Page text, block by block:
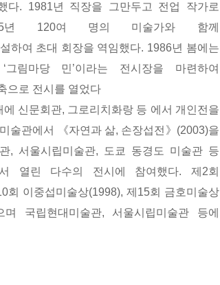
다. 1981년 직장을 그만두고 전업 작가로
년 120여 명의 미술가와 함께
하여 초대 회장을 역임했다. 1986년 봄에는
‘그림마당 민 ’이라는 전시장을 마련하여
으로 전시를 열었다
에 신문회관, 그로리치화랑 등 에서 개인전을
술관에서 《자연과 삶, 손장섭전》 (2003)을
, 서울시립미술관,
도쿄 동경도 미술관 등
열린 다수의 전시에 참여했다. 제 2회
회 이중섭미술상(1998), 제 15회 금호미술상
며 국립현대미술관, 서울시립미술관 등에